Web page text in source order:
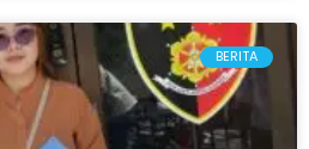
BERITA